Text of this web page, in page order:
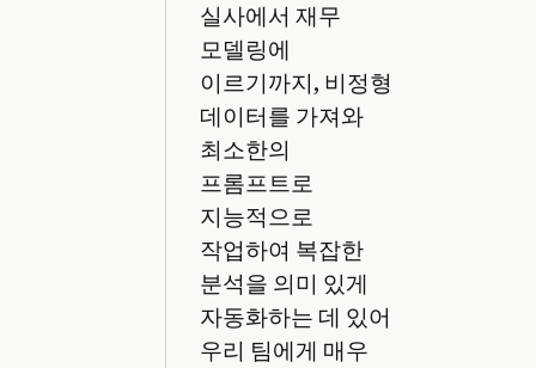
실사에서 재무
모델링에
이르기까지, 비정형
데이터를 가져와
최소한의
프롬프트로
지능적으로
작업하여 복잡한
분석을 의미 있게
자동화하는 데 있어
우리 팀에게 매우